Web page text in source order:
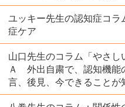
ユッキー先生の認知症コ
症ケア
山口先生のコラム「やさし
Ａ 外出自粛で、認知機能
言、後見、今できることが